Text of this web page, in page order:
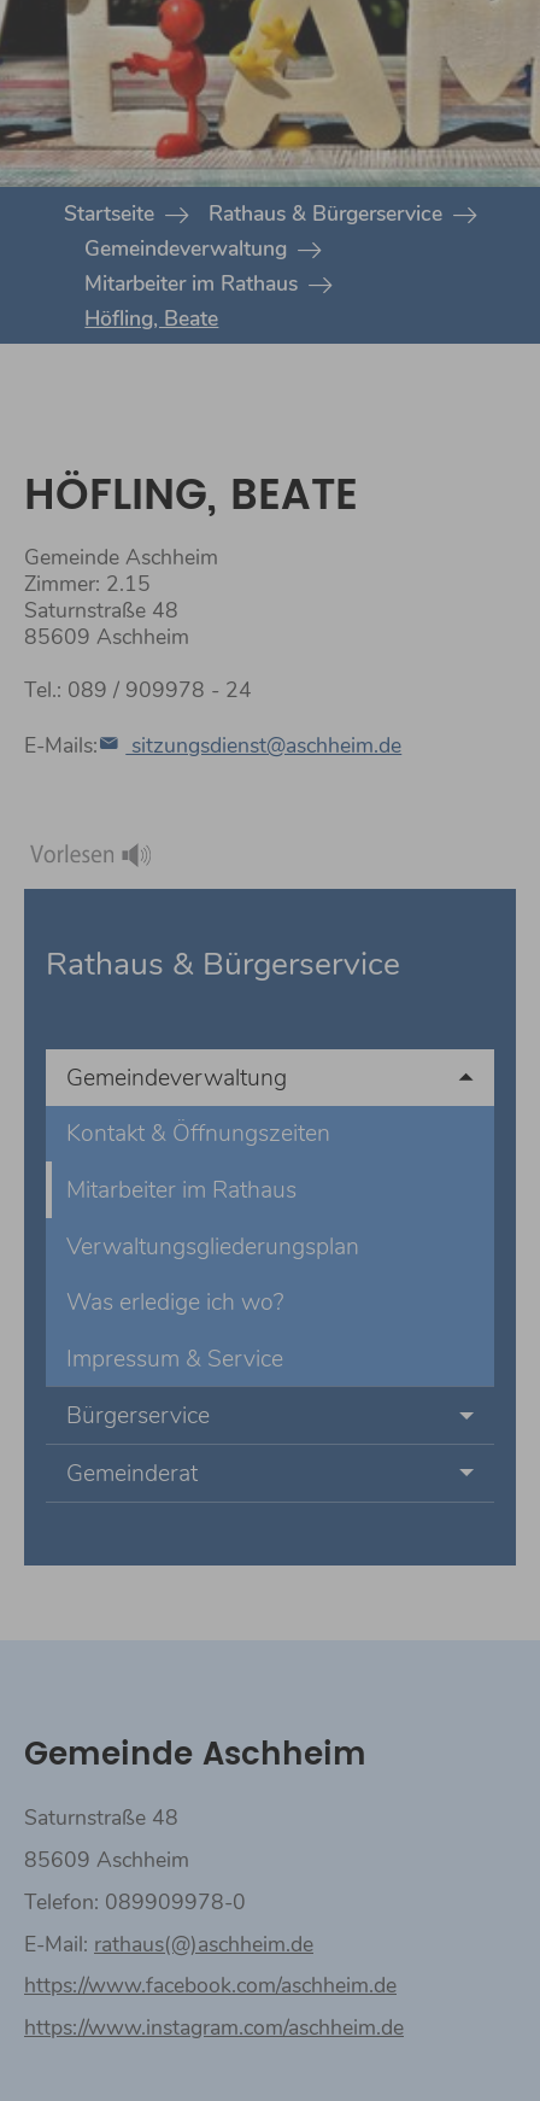
You are here:Startseite
Rathaus & Bürgerservice
Gemeindeverwaltung
Mitarbeiter im Rathaus
Höfling, Beate
HÖFLING, BEATE
Gemeinde Aschheim
Zimmer: 2.15
Saturnstraße 48
85609 Aschheim
Tel.: 089 / 909978 - 24
E-Mails:
sitzungsdienst@aschheim.de
Rathaus & Bürgerservice
Gemeindeverwaltung
Kontakt & Öffnungszeiten
Mitarbeiter im Rathaus
Verwaltungsgliederungsplan
Was erledige ich wo?
Impressum & Service
Bürgerservice
Gemeinderat
Gemeinde Aschheim
Saturnstraße 48
85609 Aschheim
Telefon: 089909978-0
E-Mail: rathaus(@)aschheim.de
https://www.facebook.com/aschheim.de
https://www.instagram.com/aschheim.de